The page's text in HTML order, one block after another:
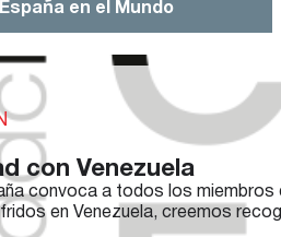
en el Mundo
con Venezuela
convoca a todos los
en Venezuela, creemos